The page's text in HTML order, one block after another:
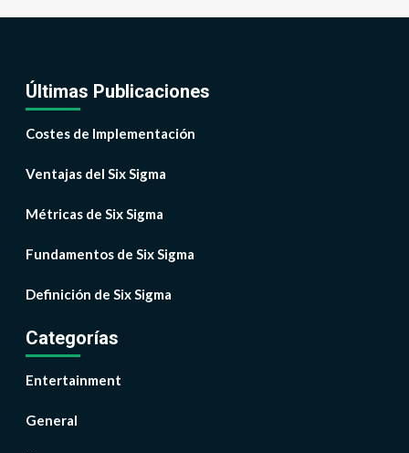
Últimas Publicaciones
Costes de Implementación
Ventajas del Six Sigma
Métricas de Six Sigma
Fundamentos de Six Sigma
Definición de Six Sigma
Categorías
Entertainment
General